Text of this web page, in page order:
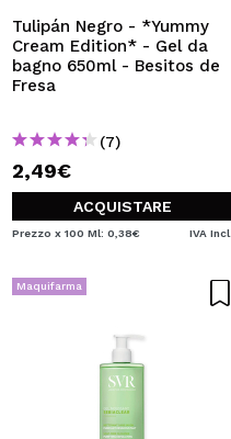
Tulipán Negro - *Yummy
Cream Edition* - Gel da
bagno 650ml - Besitos de
Fresa
(7)
2,49€
ACQUISTARE
Prezzo x 100 Ml: 0,38€ IVA Incl.
Maquifarma